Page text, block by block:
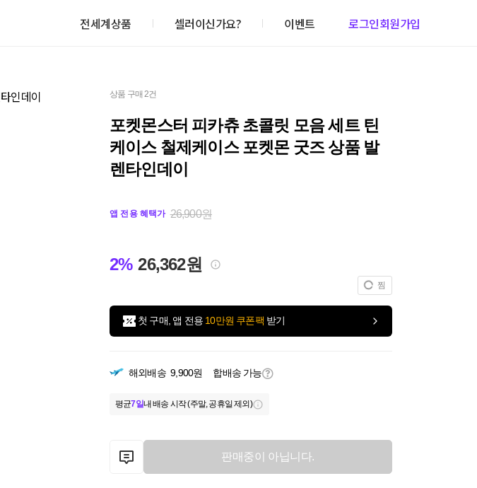
전세계상품 셀러이신가요? 이벤트 로그인회원가입
상품 구매 2건
포켓몬스터 피카츄 초콜릿 모음 세트 틴
케이스 철제케이스 포켓몬 굿즈 상품 발
렌타인데이
앱 전용 혜택가 26,900원
2% 26,362원
찜
첫 구매, 앱 전용 10만원 쿠폰팩 받기
해외배송 9,900원 합배송 가능
평균7일내 배송 시작 (주말, 공휴일 제외)
판매중이 아닙니다.